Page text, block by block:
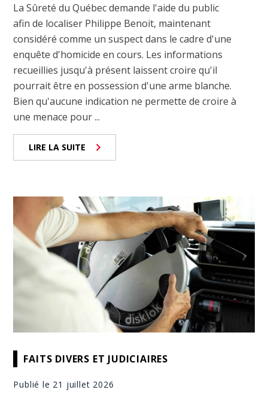
La Sûreté du Québec demande l'aide du public
afin de localiser Philippe Benoit, maintenant
considéré comme un suspect dans le cadre d'une
enquête d'homicide en cours. Les informations
recueillies jusqu'à présent laissent croire qu'il
pourrait être en possession d'une arme blanche.
Bien qu'aucune indication ne permette de croire à
une menace pour ...
LIRE LA SUITE
FAITS DIVERS ET JUDICIAIRES
Publié le 21 juillet 2026